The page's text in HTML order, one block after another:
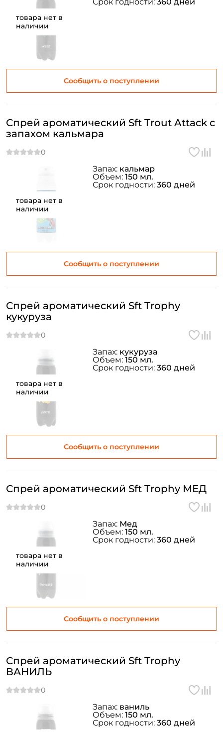
товара нет в
наличии
Сообщить о поступлении
товара нет в
наличии
Спрей ароматический Sft Trout Attack с
запахом кальмара
Сообщить о поступлении
Запах: кальмар
Объем: 150 мл.
Срок годности: 360 дней
товара нет в
наличии
Спрей ароматический Sft Trophy
кукуруза
Сообщить о поступлении
Запах: кукуруза
Объем: 150 мл.
Срок годности: 360 дней
товара нет в
наличии
Спрей ароматический Sft Trophy МЕД
Сообщить о поступлении
Запах: Мед
Объем: 150 мл.
Срок годности: 360 дней
Спрей ароматический Sft Trophy
ВАНИЛЬ
Запах: ваниль
Объем: 150 мл.
Срок годности: 360 дней